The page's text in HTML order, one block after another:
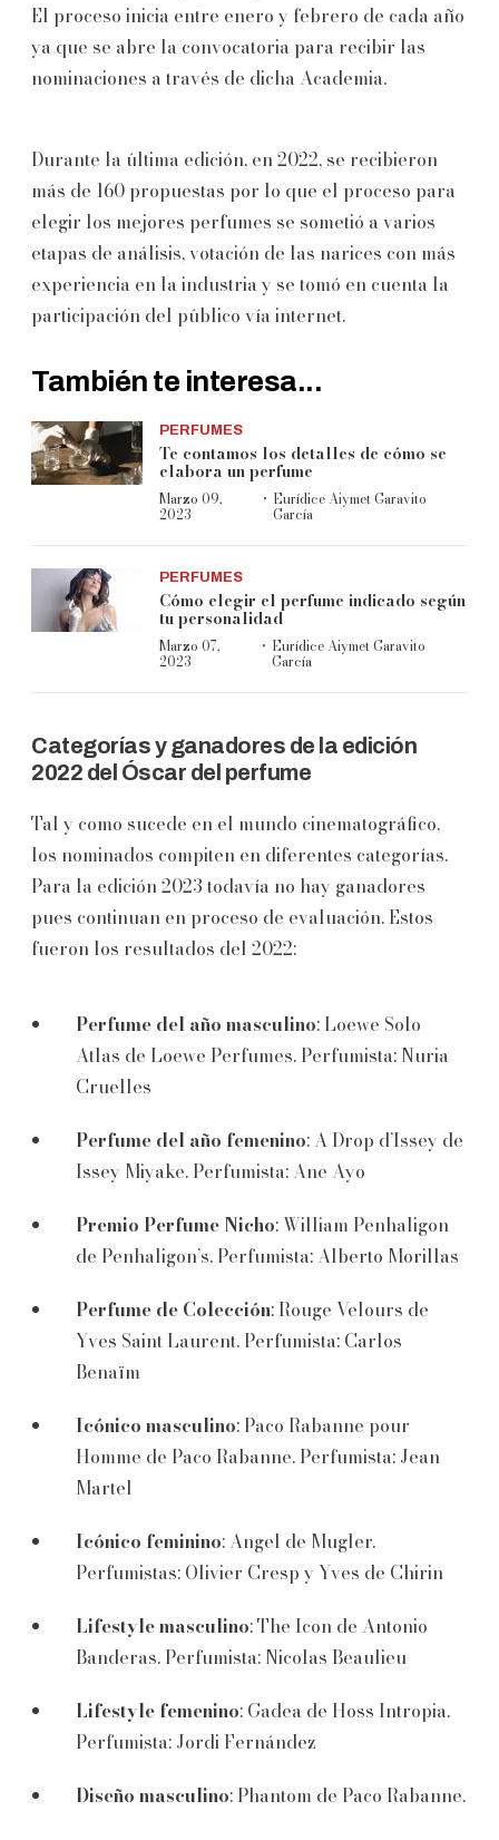
El proceso inicia entre enero y febrero de cada año
ya que se abre la convocatoria para recibir las
nominaciones a través de dicha Academia.
Durante la última edición, en 2022, se recibieron
más de 160 propuestas por lo que el proceso para
elegir los mejores perfumes se sometió a varios
etapas de análisis, votación de las narices con más
experiencia en la industria y se tomó en cuenta la
participación del público vía internet.
También te interesa...
PERFUMES
Te contamos los detalles de cómo se
elabora un perfume
Marzo 09,
2023 · Eurídice Aiymet Garavito
García
PERFUMES
Cómo elegir el perfume indicado según
tu personalidad
Marzo 07,
2023 · Eurídice Aiymet Garavito
García
Categorías y ganadores de la edición
2022 del Óscar del perfume
Tal y como sucede en el mundo cinematográfico,
los nominados compiten en diferentes categorías.
Para la edición 2023 todavía no hay ganadores
pues continuan en proceso de evaluación. Estos
fueron los resultados del 2022:
Perfume del año masculino: Loewe Solo
Atlas de Loewe Perfumes. Perfumista: Nuria
Cruelles
Perfume del año femenino: A Drop d’Issey de
Issey Miyake. Perfumista: Ane Ayo
Premio Perfume Nicho: William Penhaligon
de Penhaligon’s. Perfumista: Alberto Morillas
Perfume de Colección: Rouge Velours de
Yves Saint Laurent. Perfumista: Carlos
Benaïm
Icónico masculino: Paco Rabanne pour
Homme de Paco Rabanne. Perfumista: Jean
Martel
Icónico feminino: Angel de Mugler.
Perfumistas: Olivier Cresp y Yves de Chirin
Lifestyle masculino: The Icon de Antonio
Banderas. Perfumista: Nicolas Beaulieu
Lifestyle femenino: Gadea de Hoss Intropia.
Perfumista: Jordi Fernández
Diseño masculino: Phantom de Paco Rabanne.